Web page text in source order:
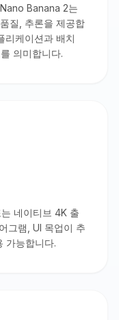
Banana 2는
질, 추론을 제공합
리케이션과 배치
의미합니다.
네이티브 4K 출
그램, UI 목업이 추
가능합니다.